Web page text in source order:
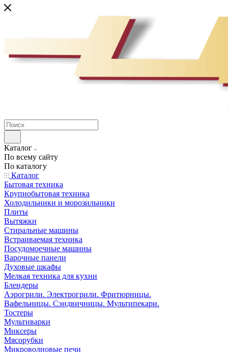
Каталог
По всему сайту
По каталогу
Каталог
Бытовая техника
Крупнобытовая техника
Холодильники и морозильники
Плиты
Вытяжки
Стиральные машины
Встраиваемая техника
Посудомоечные машины
Варочные панели
Духовые шкафы
Мелкая техника для кухни
Блендеры
Аэрогрили. Электрогрили. Фритюрницы.
Вафельницы. Сэндвичницы. Мультипекари.
Тостеры
Мультиварки
Миксеры
Мясорубки
Микроволновые печи